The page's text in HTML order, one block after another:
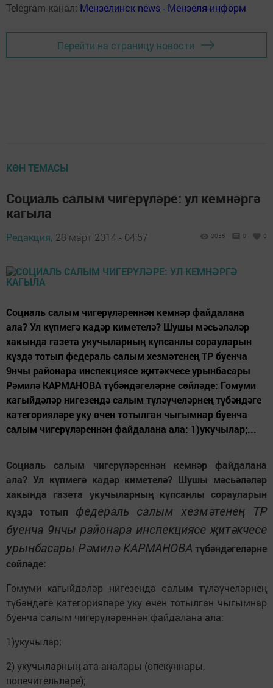
Telegram-канал: Мензелинск news - Мензеля-информ
Перейти на страницу новости
КӨН ТЕМАСЫ
Социаль салым чигерүләре: ул кемнәргә
кагыла
Редакция, 28 март 2014 - 04:57 3055 0 0
Социаль салым чигерүләреннән кемнәр файдалана
ала? Ул күпмегә кадәр киметелә? Шушы мәсьәләләр
хакында газета укучыларның күпсанлы сорауларын
күздә тотып федераль салым хезмәтенең ТР буенча
9нчы районара инспекциясе җитәкчесе урынбасары
Рәмилә КАРМАНОВА түбәндәгеләрне сөйләде: Гомуми
кагыйдәләр нигезендә салым түләүчеләрнең түбәндәге
категорияләре уку өчен тотылган чыгымнар буенча
салым чигерүләреннән файдалана ала: 1)укучылар;...
Социаль салым чигерүләреннән кемнәр файдалана
ала? Ул күпмегә кадәр киметелә? Шушы мәсьәләләр
хакында газета укучыларның күпсанлы сорауларын
күздә тотып федераль салым хезмәтенең ТР
буенча 9нчы районара инспекциясе җитәкчесе
урынбасары Рәмилә КАРМАНОВА түбәндәгеләрне
сөйләде:
Гомуми кагыйдәләр нигезендә салым түләүчеләрнең
түбәндәге категорияләре уку өчен тотылган чыгымнар
буенча салым чигерүләреннән файдалана ала:
1)укучылар;
2) укучыларның ата-аналары (опекуннары,
попечительләре);